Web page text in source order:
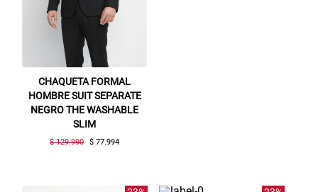
CHAQUETA FORMAL
HOMBRE SUIT SEPARATE
NEGRO THE WASHABLE
SLIM
$ 129.990 $ 77.994